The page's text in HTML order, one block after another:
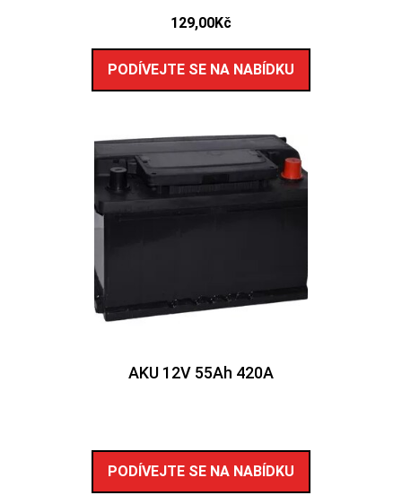
129,00Kč
PODÍVEJTE SE NA NABÍDKU
AKU 12V 55Ah 420A
PODÍVEJTE SE NA NABÍDKU